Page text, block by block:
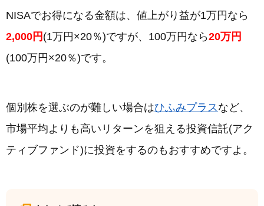
NISAでお得になる金額は、値上がり益が1万円なら
2,000円 (1万円×20％)ですが、100万円なら20万円
(100万円×20％)です。
個別株を選ぶのが難しい場合はひふみプラスなど、
市場平均よりも高いリターンを狙える投資信託(アク
ティブファンド)に投資をするのもおすすめですよ。